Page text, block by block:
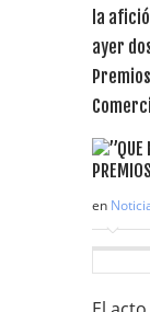
la
ayer
en